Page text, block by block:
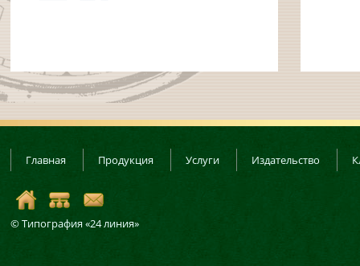
Главная Продукция Услуги Издательство
© Типография «24 линия»